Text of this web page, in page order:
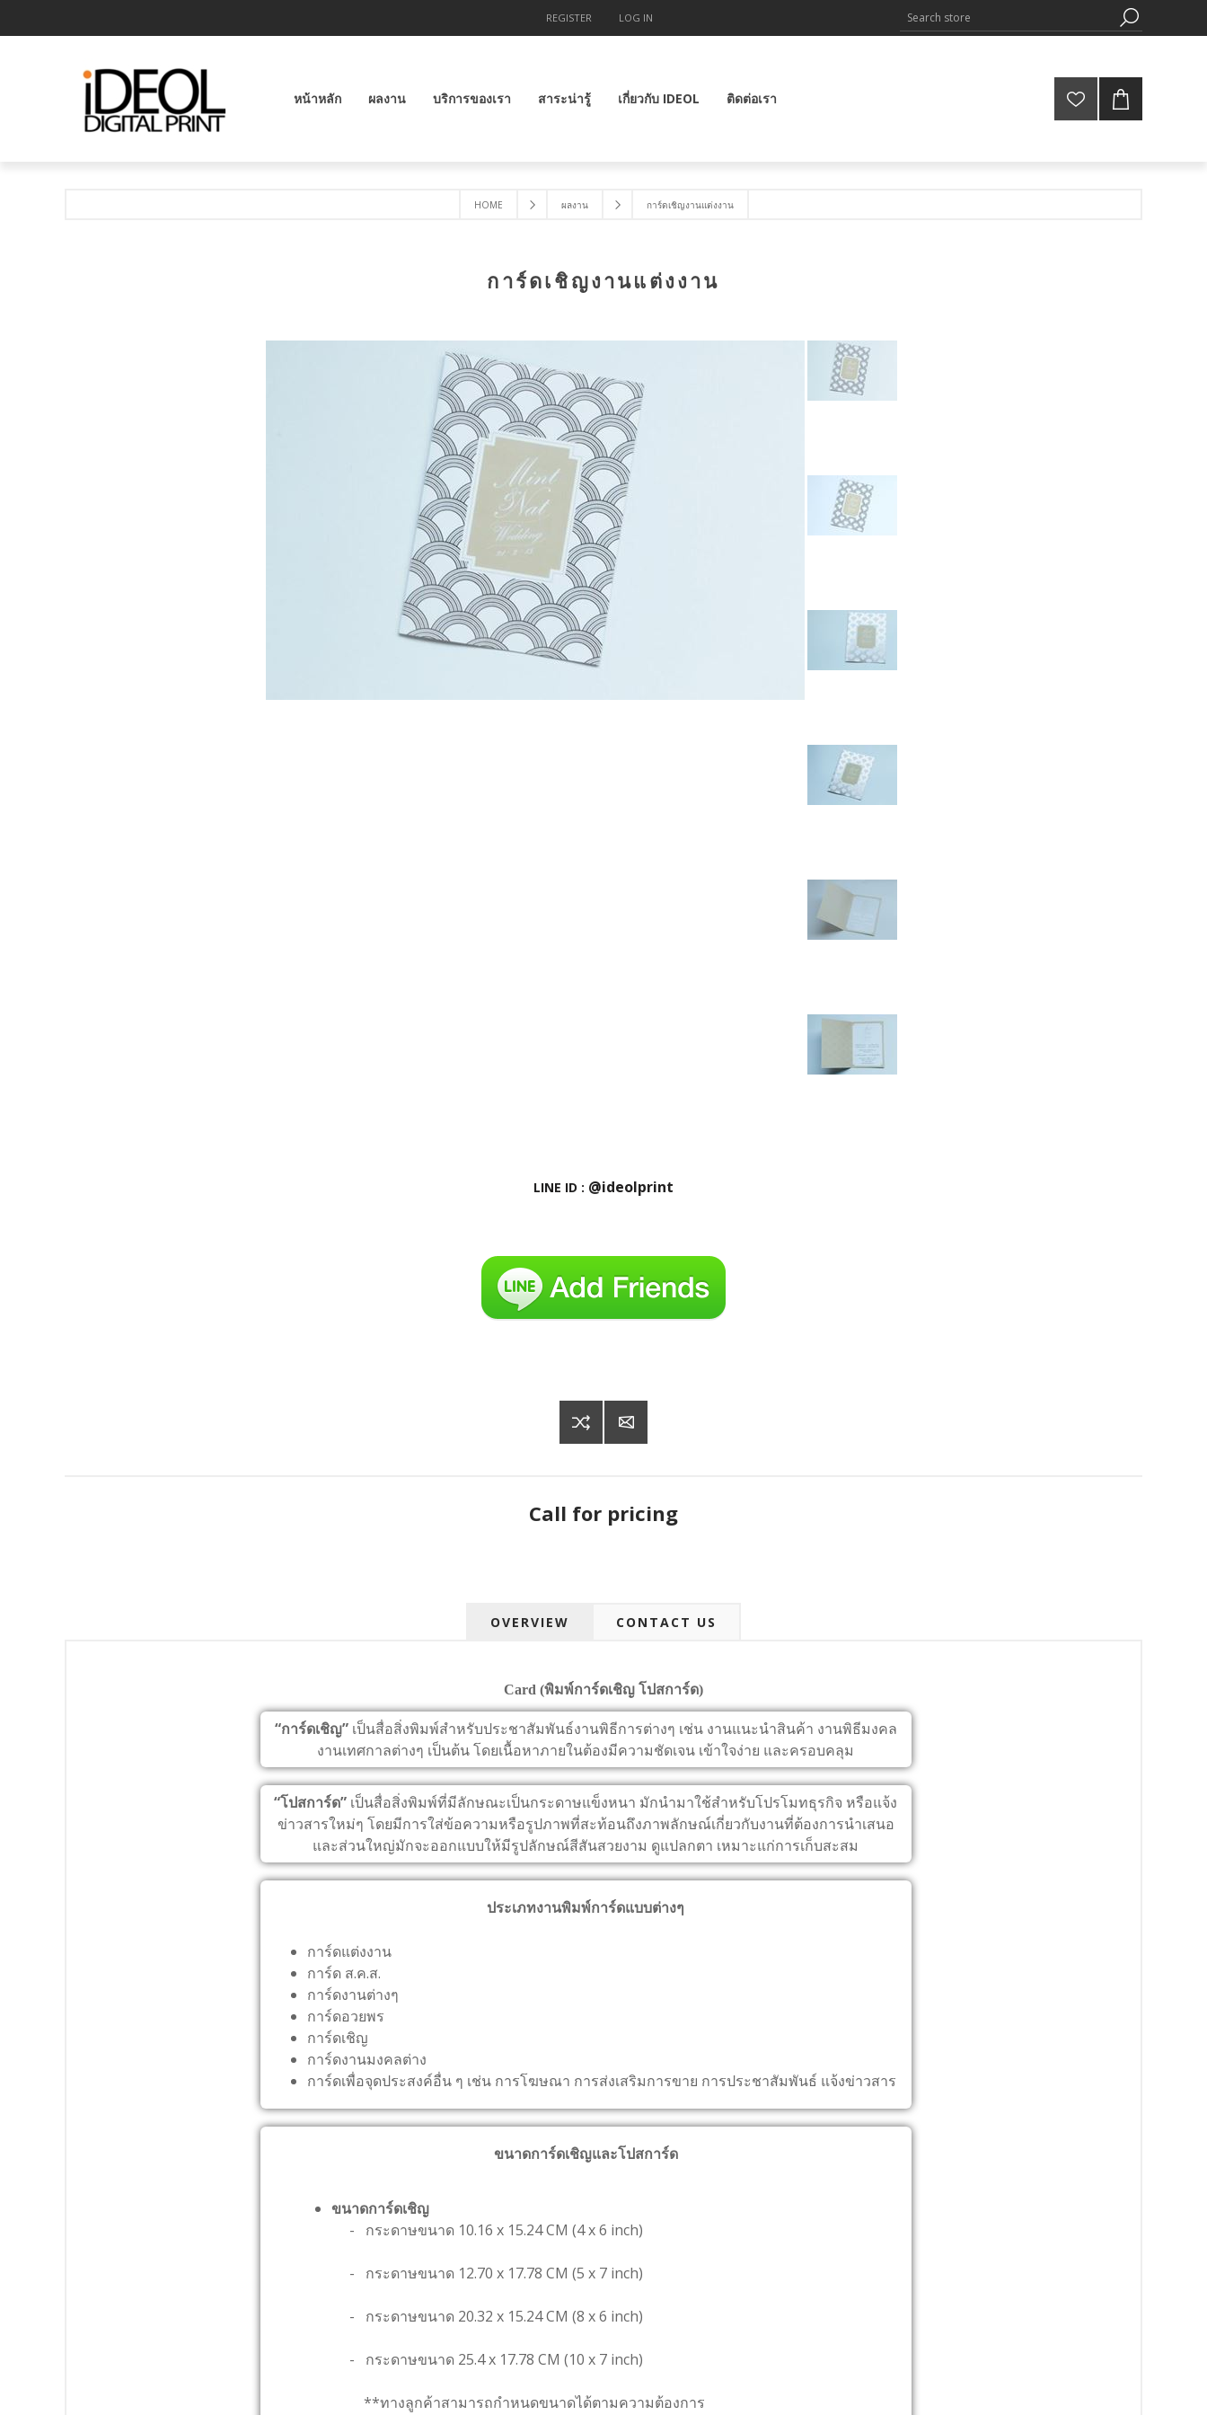
REGISTER LOG IN
หน้าหลัก ผลงาน บริการของเรา สาระน่ารู้ เกี่ยวกับ IDEOL ติดต่อเรา
HOME ผลงาน การ์ดเชิญงานแต่งงาน
การ์ดเชิญงานแต่งงาน
LINE ID : @ideolprint
Call for pricing
OVERVIEW CONTACT US
Card (พิมพ์การ์ดเชิญ โปสการ์ด)
“การ์ดเชิญ”เป็นสื่อสิ่งพิมพ์สำหรับประชาสัมพันธ์งานพิธีการต่างๆ เช่น งานแนะนำสินค้า งานพิธีมงคล
งานเทศกาลต่างๆ เป็นต้น โดยเนื้อหาภายในต้องมีความชัดเจน เข้าใจง่าย และครอบคลุม
“โปสการ์ด” เป็นสื่อสิ่งพิมพ์ที่มีลักษณะเป็นกระดาษแข็งหนา มักนำมาใช้สำหรับโปรโมทธุรกิจ หรือแจ้ง
ข่าวสารใหม่ๆ โดยมีการใส่ข้อความหรือรูปภาพที่สะท้อนถึงภาพลักษณ์เกี่ยวกับงานที่ต้องการนำเสนอ
และส่วนใหญ่มักจะออกแบบให้มีรูปลักษณ์สีสันสวยงาม ดูแปลกตา เหมาะแก่การเก็บสะสม
ประเภทงานพิมพ์การ์ดแบบต่างๆ
การ์ดแต่งงาน
การ์ด ส.ค.ส.
การ์ดงานต่างๆ
การ์ดอวยพร
การ์ดเชิญ
การ์ดงานมงคลต่าง
การ์ดเพื่อจุดประสงค์อื่น ๆ เช่น การโฆษณา การส่งเสริมการขาย การประชาสัมพันธ์ แจ้งข่าวสาร
ขนาดการ์ดเชิญและโปสการ์ด
ขนาดการ์ดเชิญ
- กระดาษขนาด 10.16 x 15.24 CM (4 x 6 inch)
- กระดาษขนาด 12.70 x 17.78 CM (5 x 7 inch)
- กระดาษขนาด 20.32 x 15.24 CM (8 x 6 inch)
- กระดาษขนาด 25.4 x 17.78 CM (10 x 7 inch)
**ทางลูกค้าสามารถกำหนดขนาดได้ตามความต้องการ